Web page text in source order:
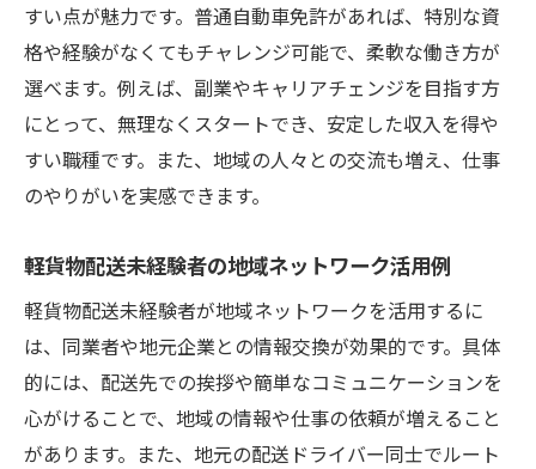
すい点が魅力です。普通自動車免許があれば、特別な資
格や経験がなくてもチャレンジ可能で、柔軟な働き方が
選べます。例えば、副業やキャリアチェンジを目指す方
にとって、無理なくスタートでき、安定した収入を得や
すい職種です。また、地域の人々との交流も増え、仕事
のやりがいを実感できます。
軽貨物配送未経験者の地域ネットワーク活用例
軽貨物配送未経験者が地域ネットワークを活用するに
は、同業者や地元企業との情報交換が効果的です。具体
的には、配送先での挨拶や簡単なコミュニケーションを
心がけることで、地域の情報や仕事の依頼が増えること
があります。また、地元の配送ドライバー同士でルート